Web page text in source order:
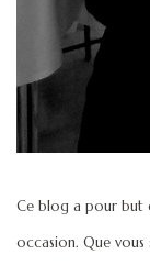
Ce blog a pour but
occasion. Que